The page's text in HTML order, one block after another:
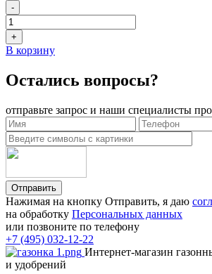
-
+
В корзину
Остались вопросы?
отправьте запрос и наши специалисты
Отправить
Нажимая на кнопку Отправить, я даю
на обработку Персональных данных
или позвоните по телефону
+7 (495) 032-12-22
Интернет-магазин
и удобрений